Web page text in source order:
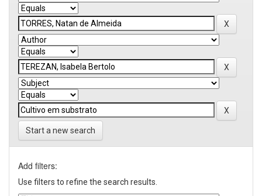
Start a new search
Add filters:
Use filters to refine the search results.